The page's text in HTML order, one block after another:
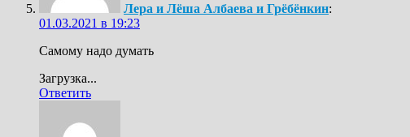
Лера и Лёша Албаева и Грёбёнкин:
01.03.2021 в 19:23
Самому надо думать
Загрузка...
Ответить